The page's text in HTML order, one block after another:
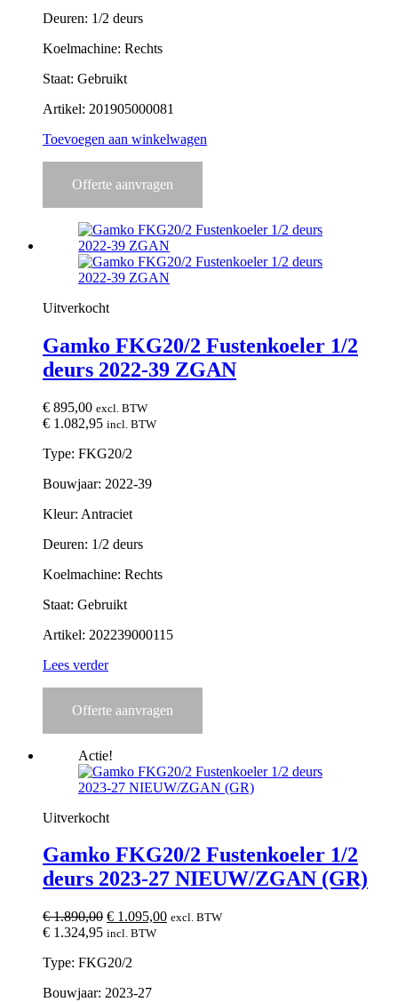
Deuren: 1/2 deurs
Koelmachine: Rechts
Staat: Gebruikt
Artikel: 201905000081
Toevoegen aan winkelwagen
Offerte aanvragen
Uitverkocht
Gamko FKG20/2 Fustenkoeler 1/2
deurs 2022-39 ZGAN
€ 895,00 excl. BTW
€ 1.082,95 incl. BTW
Type: FKG20/2
Bouwjaar: 2022-39
Kleur: Antraciet
Deuren: 1/2 deurs
Koelmachine: Rechts
Staat: Gebruikt
Artikel: 202239000115
Lees verder
Offerte aanvragen
Actie!
Uitverkocht
Gamko FKG20/2 Fustenkoeler 1/2
deurs 2023-27 NIEUW/ZGAN (GR)
€1.890,00 Oorspronkelijke
prijs
€ 1.890,00.
€ 1.095,00Huidige
excl. BTW
€ 1.324,95 incl. BTW
Type: FKG20/2
Bouwjaar: 2023-27